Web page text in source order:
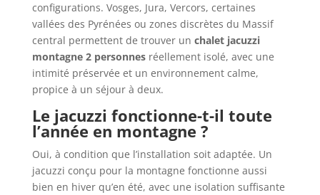
configurations. Vosges, Jura, Vercors, certaines
vallées des Pyrénées ou zones discrètes du Massif
central permettent de trouver un chalet jacuzzi
montagne 2 personnesréellement isolé, avec une
intimité préservée et un environnement calme,
propice à un séjour à deux.
Le jacuzzi fonctionne-t-il toute
l’année en montagne ?
Oui, à condition que l’installation soit adaptée. Un
jacuzzi conçu pour la montagne fonctionne aussi
bien en hiver qu’en été, avec une isolation suffisante